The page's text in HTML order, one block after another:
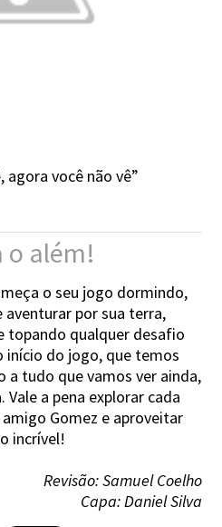
agora você não vê”
o além!
o seu jogo dormindo,
aventurar por sua terra,
topando qualquer desafio
início do jogo, que temos
a tudo que vamos ver ainda,
a pena explorar cada
Gomez e aproveitar
incrível!
Revisão: Samuel Coelho
Capa: Daniel Silva